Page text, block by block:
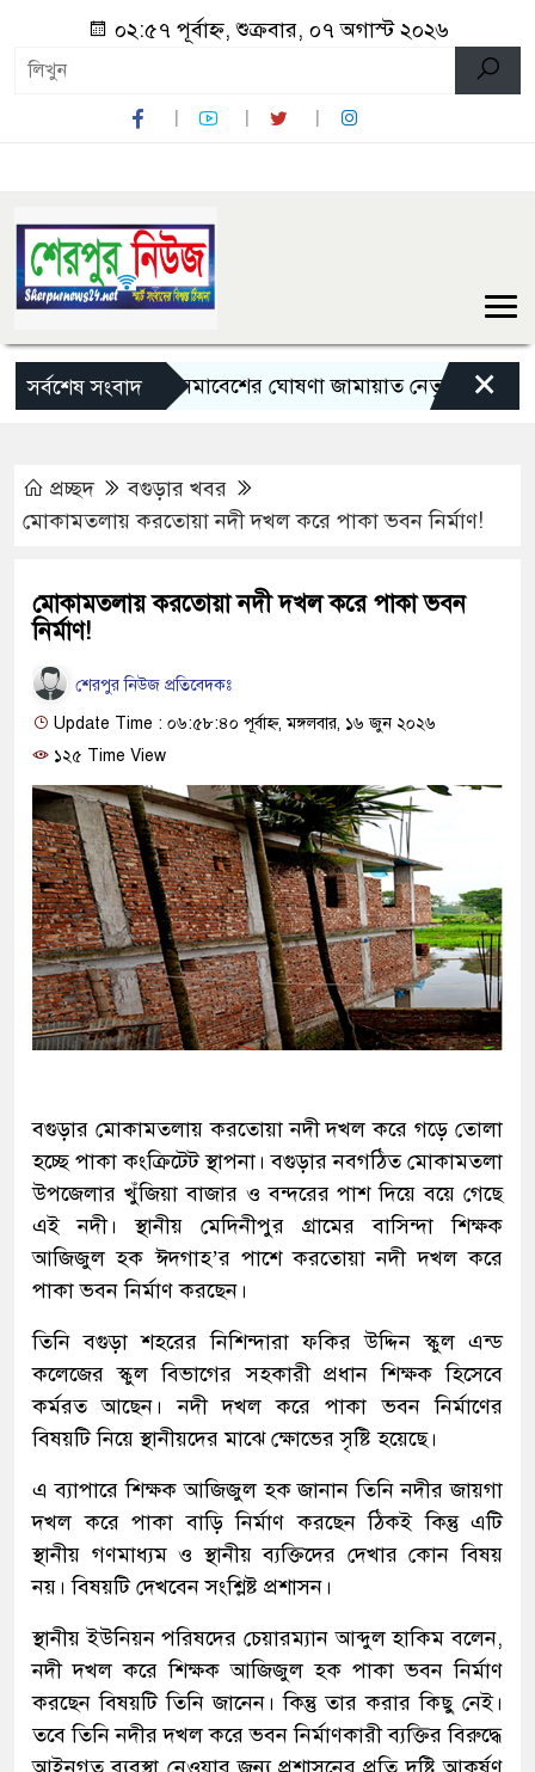
০২:৫৭ পূর্বাহ্ন, শুক্রবার, ০৭ অগাস্ট ২০২৬
সর্বশেষ সংবাদ
লংমার্চ ও মহাসমাবেশের ঘোষণা জামায়াত নেতৃত্বাধীন ১১ দলের
×
প্রচ্ছদ
বগুড়ার খবর
মোকামতলায় করতোয়া নদী দখল করে পাকা ভবন নির্মাণ!
মোকামতলায় করতোয়া নদী দখল করে পাকা ভবন
নির্মাণ!
শেরপুর নিউজ প্রতিবেদকঃ
Update Time : ০৬:৫৮:৪০ পূর্বাহ্ন, মঙ্গলবার, ১৬ জুন ২০২৬
১২৫ Time View
বগুড়ার মোকামতলায় করতোয়া নদী দখল করে গড়ে তোলা
হচ্ছে পাকা কংক্রিটেট স্থাপনা। বগুড়ার নবগঠিত মোকামতলা
উপজেলার খুঁজিয়া বাজার ও বন্দরের পাশ দিয়ে বয়ে গেছে
এই নদী। স্থানীয় মেদিনীপুর গ্রামের বাসিন্দা শিক্ষক
আজিজুল হক ঈদগাহ’র পাশে করতোয়া নদী দখল করে
পাকা ভবন নির্মাণ করছেন।
তিনি বগুড়া শহরের নিশিন্দারা ফকির উদ্দিন স্কুল এন্ড
কলেজের স্কুল বিভাগের সহকারী প্রধান শিক্ষক হিসেবে
কর্মরত আছেন। নদী দখল করে পাকা ভবন নির্মাণের
বিষয়টি নিয়ে স্থানীয়দের মাঝে ক্ষোভের সৃষ্টি হয়েছে।
এ ব্যাপারে শিক্ষক আজিজুল হক জানান তিনি নদীর জায়গা
দখল করে পাকা বাড়ি নির্মাণ করছেন ঠিকই কিন্তু এটি
স্থানীয় গণমাধ্যম ও স্থানীয় ব্যক্তিদের দেখার কোন বিষয়
নয়। বিষয়টি দেখবেন সংশ্লিষ্ট প্রশাসন।
স্থানীয় ইউনিয়ন পরিষদের চেয়ারম্যান আব্দুল হাকিম বলেন,
নদী দখল করে শিক্ষক আজিজুল হক পাকা ভবন নির্মাণ
করছেন বিষয়টি তিনি জানেন। কিন্তু তার করার কিছু নেই।
তবে তিনি নদীর দখল করে ভবন নির্মাণকারী ব্যক্তির বিরুদ্ধে
আইনগত ব্যবস্থা নেওয়ার জন্য প্রশাসনের প্রতি দৃষ্টি আকর্ষণ